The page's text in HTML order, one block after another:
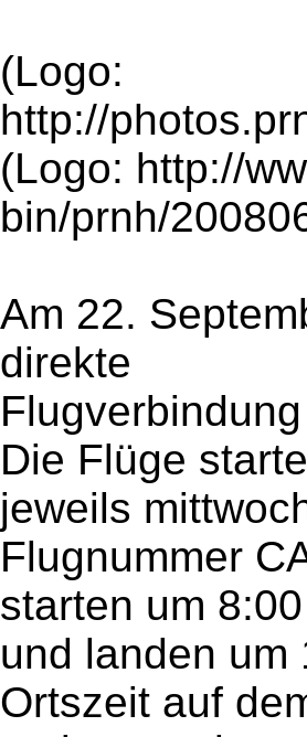
(Logo:
http://
(Logo: http://
bin/prnh/
Am 22.
direkte
Die Flüge
jeweils
Flugnummer
starten um
und landen um
Ortszeit auf